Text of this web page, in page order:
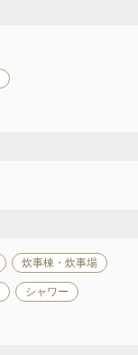
炊事棟・炊事場
シャワー